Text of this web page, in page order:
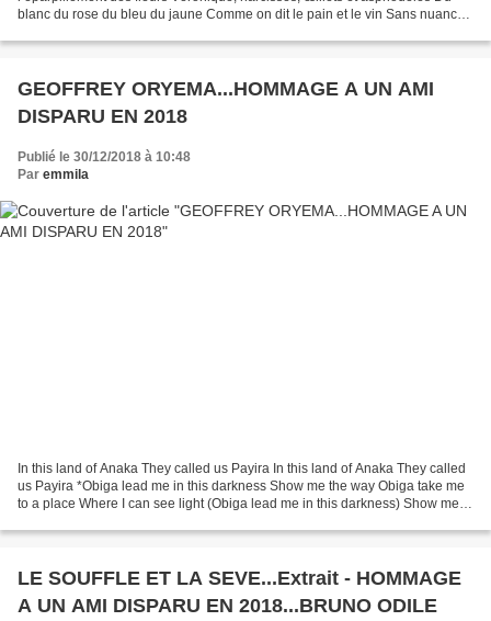
blanc du rose du bleu du jaune Comme on dit le pain et le vin Sans nuances
GEOFFREY ORYEMA...HOMMAGE A UN AMI
DISPARU EN 2018
Publié le 30/12/2018 à 10:48
Par emmila
In this land of Anaka They called us Payira In this land of Anaka They called
us Payira *Obiga lead me in this darkness Show me the way Obiga take me
to a place Where I can see light (Obiga lead me in this darkness) Show me
LE SOUFFLE ET LA SEVE...Extrait - HOMMAGE
A UN AMI DISPARU EN 2018...BRUNO ODILE